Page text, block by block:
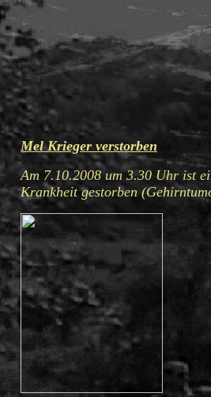
Mel Krieger verstorben
Am 7.10.2008 um 3.30 Uhr ist
Krankheit gestorben